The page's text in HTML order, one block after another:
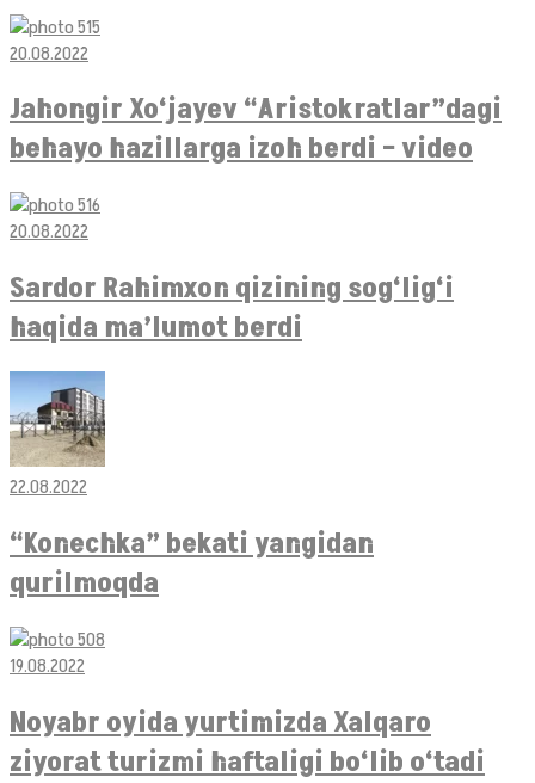
20.08.2022
Jahongir Xo‘jayev “Aristokratlar”dagi
behayo hazillarga izoh berdi – video
20.08.2022
Sardor Rahimxon qizining sog‘lig‘i
haqida ma’lumot berdi
22.08.2022
“Konechka” bekati yangidan
qurilmoqda
19.08.2022
Noyabr oyida yurtimizda Xalqaro
ziyorat turizmi haftaligi bo‘lib o‘tadi